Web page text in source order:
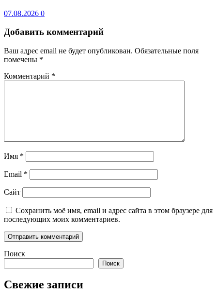
07.08.2026 0
Добавить комментарий
Ваш адрес email не будет опубликован. Обязательные поля
помечены *
Комментарий *
Имя *
Email *
Сайт
Сохранить моё имя, email и адрес сайта в этом браузере для
последующих моих комментариев.
Поиск
Поиск
Свежие записи